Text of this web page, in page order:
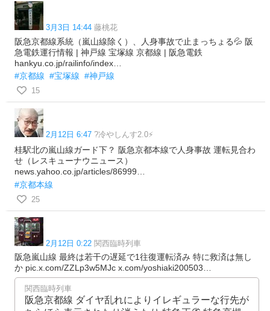
3月3日 14:44 藤桃花
阪急京都線系統（嵐山線除く）、人身事故で止まっちょる💦 阪
急電鉄運行情報 | 神戸線 宝塚線 京都線 | 阪急電鉄
hankyu.co.jp/railinfo/index…
#京都線 #宝塚線 #神戸線
15
2月12日 6:47 ?冷やしんす2.0⚡️
桂駅北の嵐山線ガード下？ 阪急京都本線で人身事故 運転見合わ
せ（レスキューナウニュース）
news.yahoo.co.jp/articles/86999…
#京都本線
25
2月12日 0:22 関西臨時列車
阪急嵐山線 最終は若干の遅延で1往復運転済み 特に救済は無し
か pic.x.com/ZZLp3w5MJc x.com/yoshiaki200503…
関西臨時列車
阪急京都線 ダイヤ乱れによりイレギュラーな行先が